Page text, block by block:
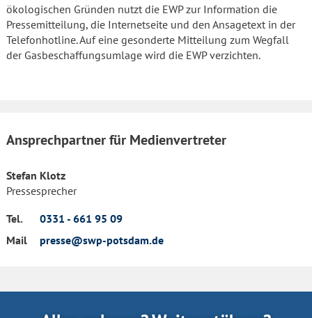
ökologischen Gründen nutzt die EWP zur Information die
Pressemitteilung, die Internetseite und den Ansagetext in der
Telefonhotline. Auf eine gesonderte Mitteilung zum Wegfall
der Gasbeschaffungsumlage wird die EWP verzichten.
Ansprechpartner für Medienvertreter
Stefan Klotz
Pressesprecher
Tel.
0331 - 661 95 09
Mail
presse@swp-potsdam.de